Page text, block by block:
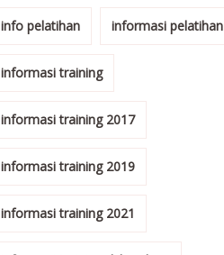
info pelatihan informasi pelatihan
informasi training
informasi training 2017
informasi training 2019
informasi training 2021